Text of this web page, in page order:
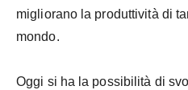
migliorano la produttività di
mondo.
Oggi si ha la possibilità di